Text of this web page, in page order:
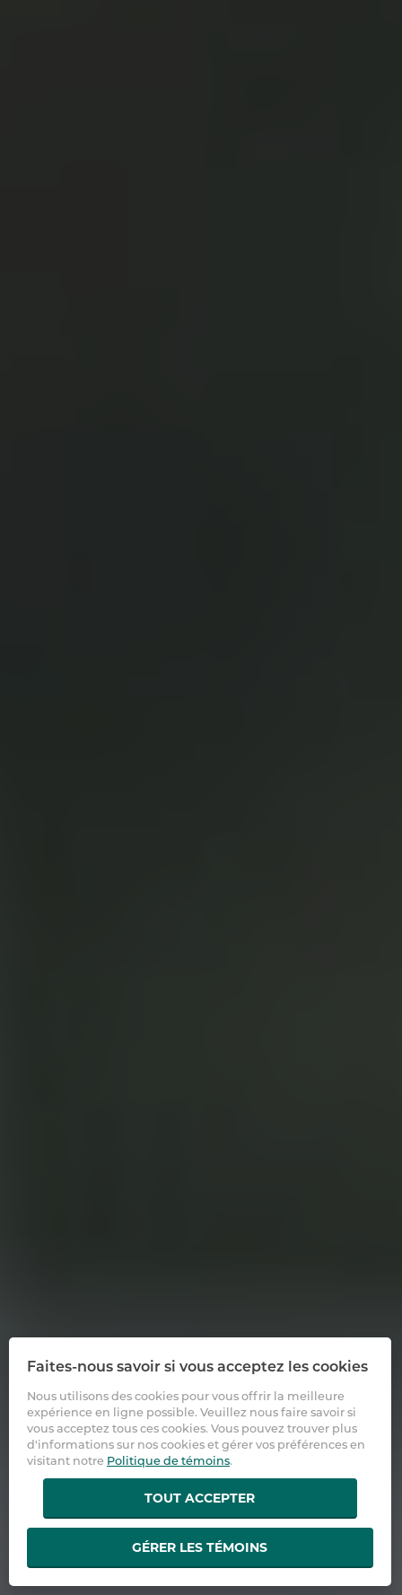
Faites-nous savoir si vous acceptez les cookies
Nous utilisons des cookies pour vous offrir la meilleure
expérience en ligne possible. Veuillez nous faire savoir si
vous acceptez tous ces cookies. Vous pouvez trouver plus
d'informations sur nos cookies et gérer vos préférences en
visitant notre Politique de témoins.
TOUT ACCEPTER
GÉRER LES TÉMOINS